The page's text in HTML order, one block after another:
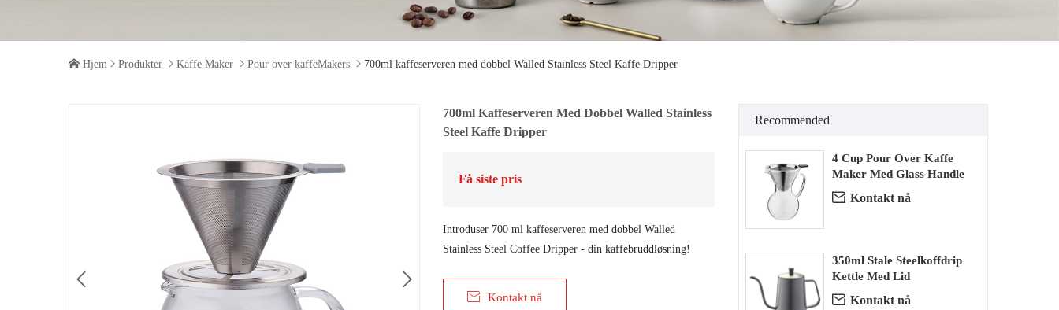
 Hjem  Produkter  Kaffe Maker  Pour over kaffeMakers  700ml kaffeserveren med dobbel Walled Stainless Steel Kaffe Dripper
Recommended
4 Cup Pour Over Kaffe
Maker Med Glass Handle
 Kontakt nå
350ml Stale Steelkoffdrip
Kettle Med Lid
 Kontakt nå
 
700ml Kaffeserveren Med Dobbel Walled Stainless
Steel Kaffe Dripper
Få siste pris
Introduser 700 ml kaffeserveren med dobbel Walled
Stainless Steel Coffee Dripper - din kaffebruddløsning!
 Kontakt nå